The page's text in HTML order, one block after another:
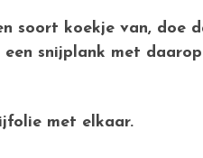
soort koekje van, doe
snijplank met
met elkaar.